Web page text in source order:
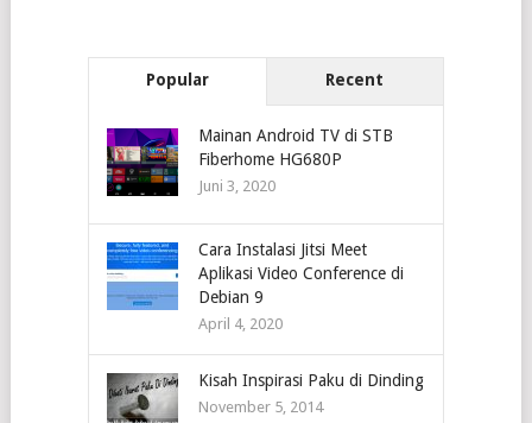
Popular Recent
Mainan Android TV di STB
Fiberhome HG680P
Juni 3, 2020
Cara Instalasi Jitsi Meet
Aplikasi Video Conference di
Debian 9
April 4, 2020
Kisah Inspirasi Paku di Dinding
November 5, 2014